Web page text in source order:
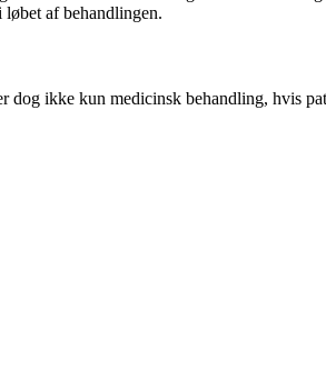
løbet af behandlingen.
dog ikke kun medicinsk behandling, hvis